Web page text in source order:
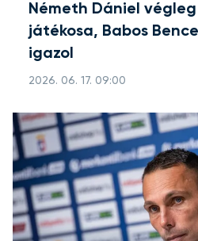
Németh Dániel
játékosa, Babos
igazol
2026. 06. 17. 09:00